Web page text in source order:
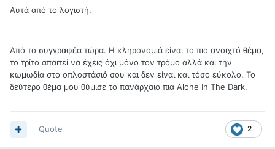
Αυτά από το λογιστή.
Από το συγγραφέα τώρα. Η κληρονομιά είναι το πιο ανοιχτό θέμα,
το τρίτο απαιτεί να έχεις όχι μόνο τον τρόμο αλλά και την
κωμωδία στο οπλοστάσιό σου και δεν είναι και τόσο εύκολο. Το
δεύτερο θέμα μου θύμισε το πανάρχαιο πια Alone In The Dark.
2
Quote